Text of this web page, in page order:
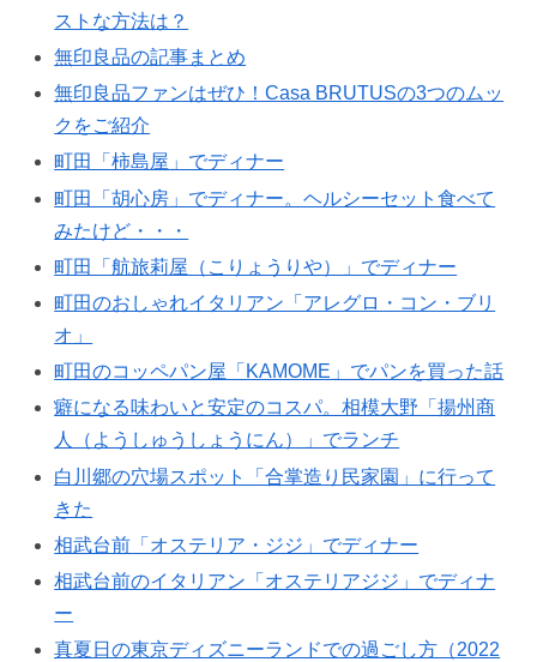
ストな方法は？
無印良品の記事まとめ
無印良品ファンはぜひ！Casa BRUTUSの3つのムッ
クをご紹介
町田「柿島屋」でディナー
町田「胡心房」でディナー。ヘルシーセット食べて
みたけど・・・
町田「航旅莉屋（こりょうりや）」でディナー
町田のおしゃれイタリアン「アレグロ・コン・ブリ
オ」
町田のコッペパン屋「KAMOME」でパンを買った話
癖になる味わいと安定のコスパ。相模大野「揚州商
人（ようしゅうしょうにん）」でランチ
白川郷の穴場スポット「合掌造り民家園」に行って
きた
相武台前「オステリア・ジジ」でディナー
相武台前のイタリアン「オステリアジジ」でディナ
ー
真夏日の東京ディズニーランドでの過ごし方（2022